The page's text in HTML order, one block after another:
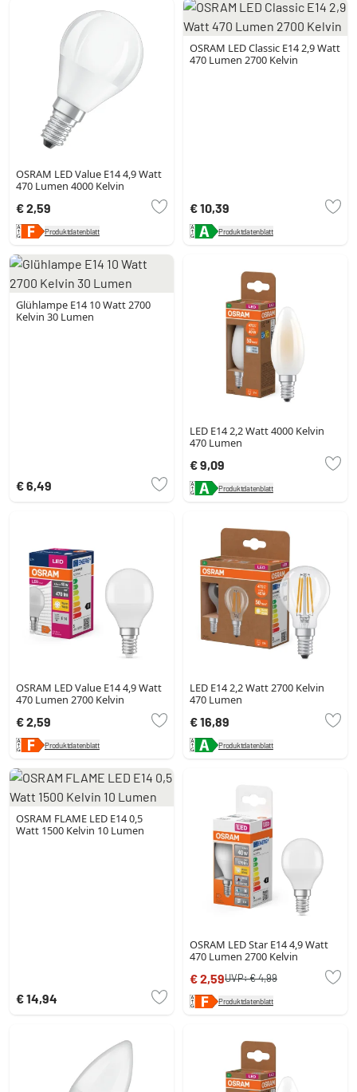
OSRAM LED Value E14 4,9 Watt
470 Lumen 4000 Kelvin
€ 2,59
Produktdatenblatt
OSRAM LED Classic E14 2,9 Watt
470 Lumen 2700 Kelvin
€ 10,39
Produktdatenblatt
Glühlampe E14 10 Watt 2700
Kelvin 30 Lumen
€ 6,49
LED E14 2,2 Watt 4000 Kelvin
470 Lumen
€ 9,09
Produktdatenblatt
OSRAM LED Value E14 4,9 Watt
470 Lumen 2700 Kelvin
€ 2,59
Produktdatenblatt
LED E14 2,2 Watt 2700 Kelvin
470 Lumen
€ 16,89
Produktdatenblatt
OSRAM FLAME LED E14 0,5
Watt 1500 Kelvin 10 Lumen
€ 14,94
OSRAM LED Star E14 4,9 Watt
470 Lumen 2700 Kelvin
€ 2,59UVP:€ 4,99
Produktdatenblatt